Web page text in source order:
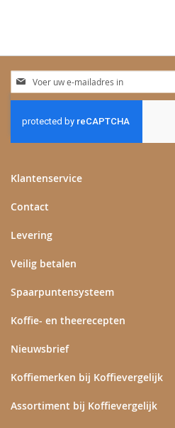
Abonneer
u
op
onze
nieuwsbrief
Klantenservice
Contact
Levering
Veilig betalen
Spaarpuntensysteem
Koffie- en theerecepten
Nieuwsbrief
Koffiemerken bij Koffievergelijk
Assortiment bij Koffievergelijk